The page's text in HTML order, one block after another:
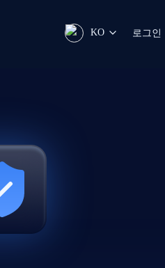
KO 로그인